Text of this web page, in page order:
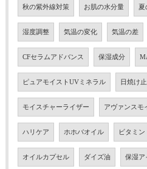
秋の紫外線対策 お肌の水分量 夏
湿度調整 気温の変化 気温の差
CFセラムアドバンス 保湿成分
ピュアモイストUVミネラル 日焼け
モイスチャーライザー アヴァンスモ
ハリケア ホホバオイル ビタミン
オイルカプセル ダイズ油 保湿ア